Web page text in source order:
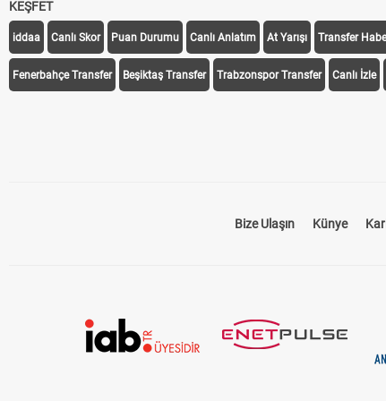
KEŞFET
iddaa Canlı Skor Puan Durumu Canlı Anlatım At Yarışı Transfer
Fenerbahçe Transfer Beşiktaş Transfer Trabzonspor Transfer Canlı İzle
Bize Ulaşın Künye